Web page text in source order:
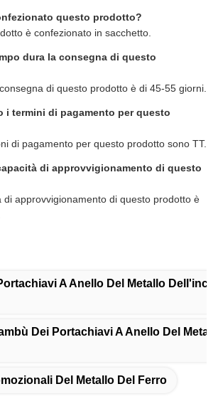
questo prodotto?
è confezionato in sacchetto.
dura la consegna di questo
di questo prodotto è di 45-55 giorni.
i termini di pagamento per questo
di pagamento per questo prodotto sono TT.
di approvvigionamento di questo
di approvvigionamento di questo prodotto è
A Anello Del Metallo
Dei Portachiavi A Anello Del
Del Metallo Del Ferro